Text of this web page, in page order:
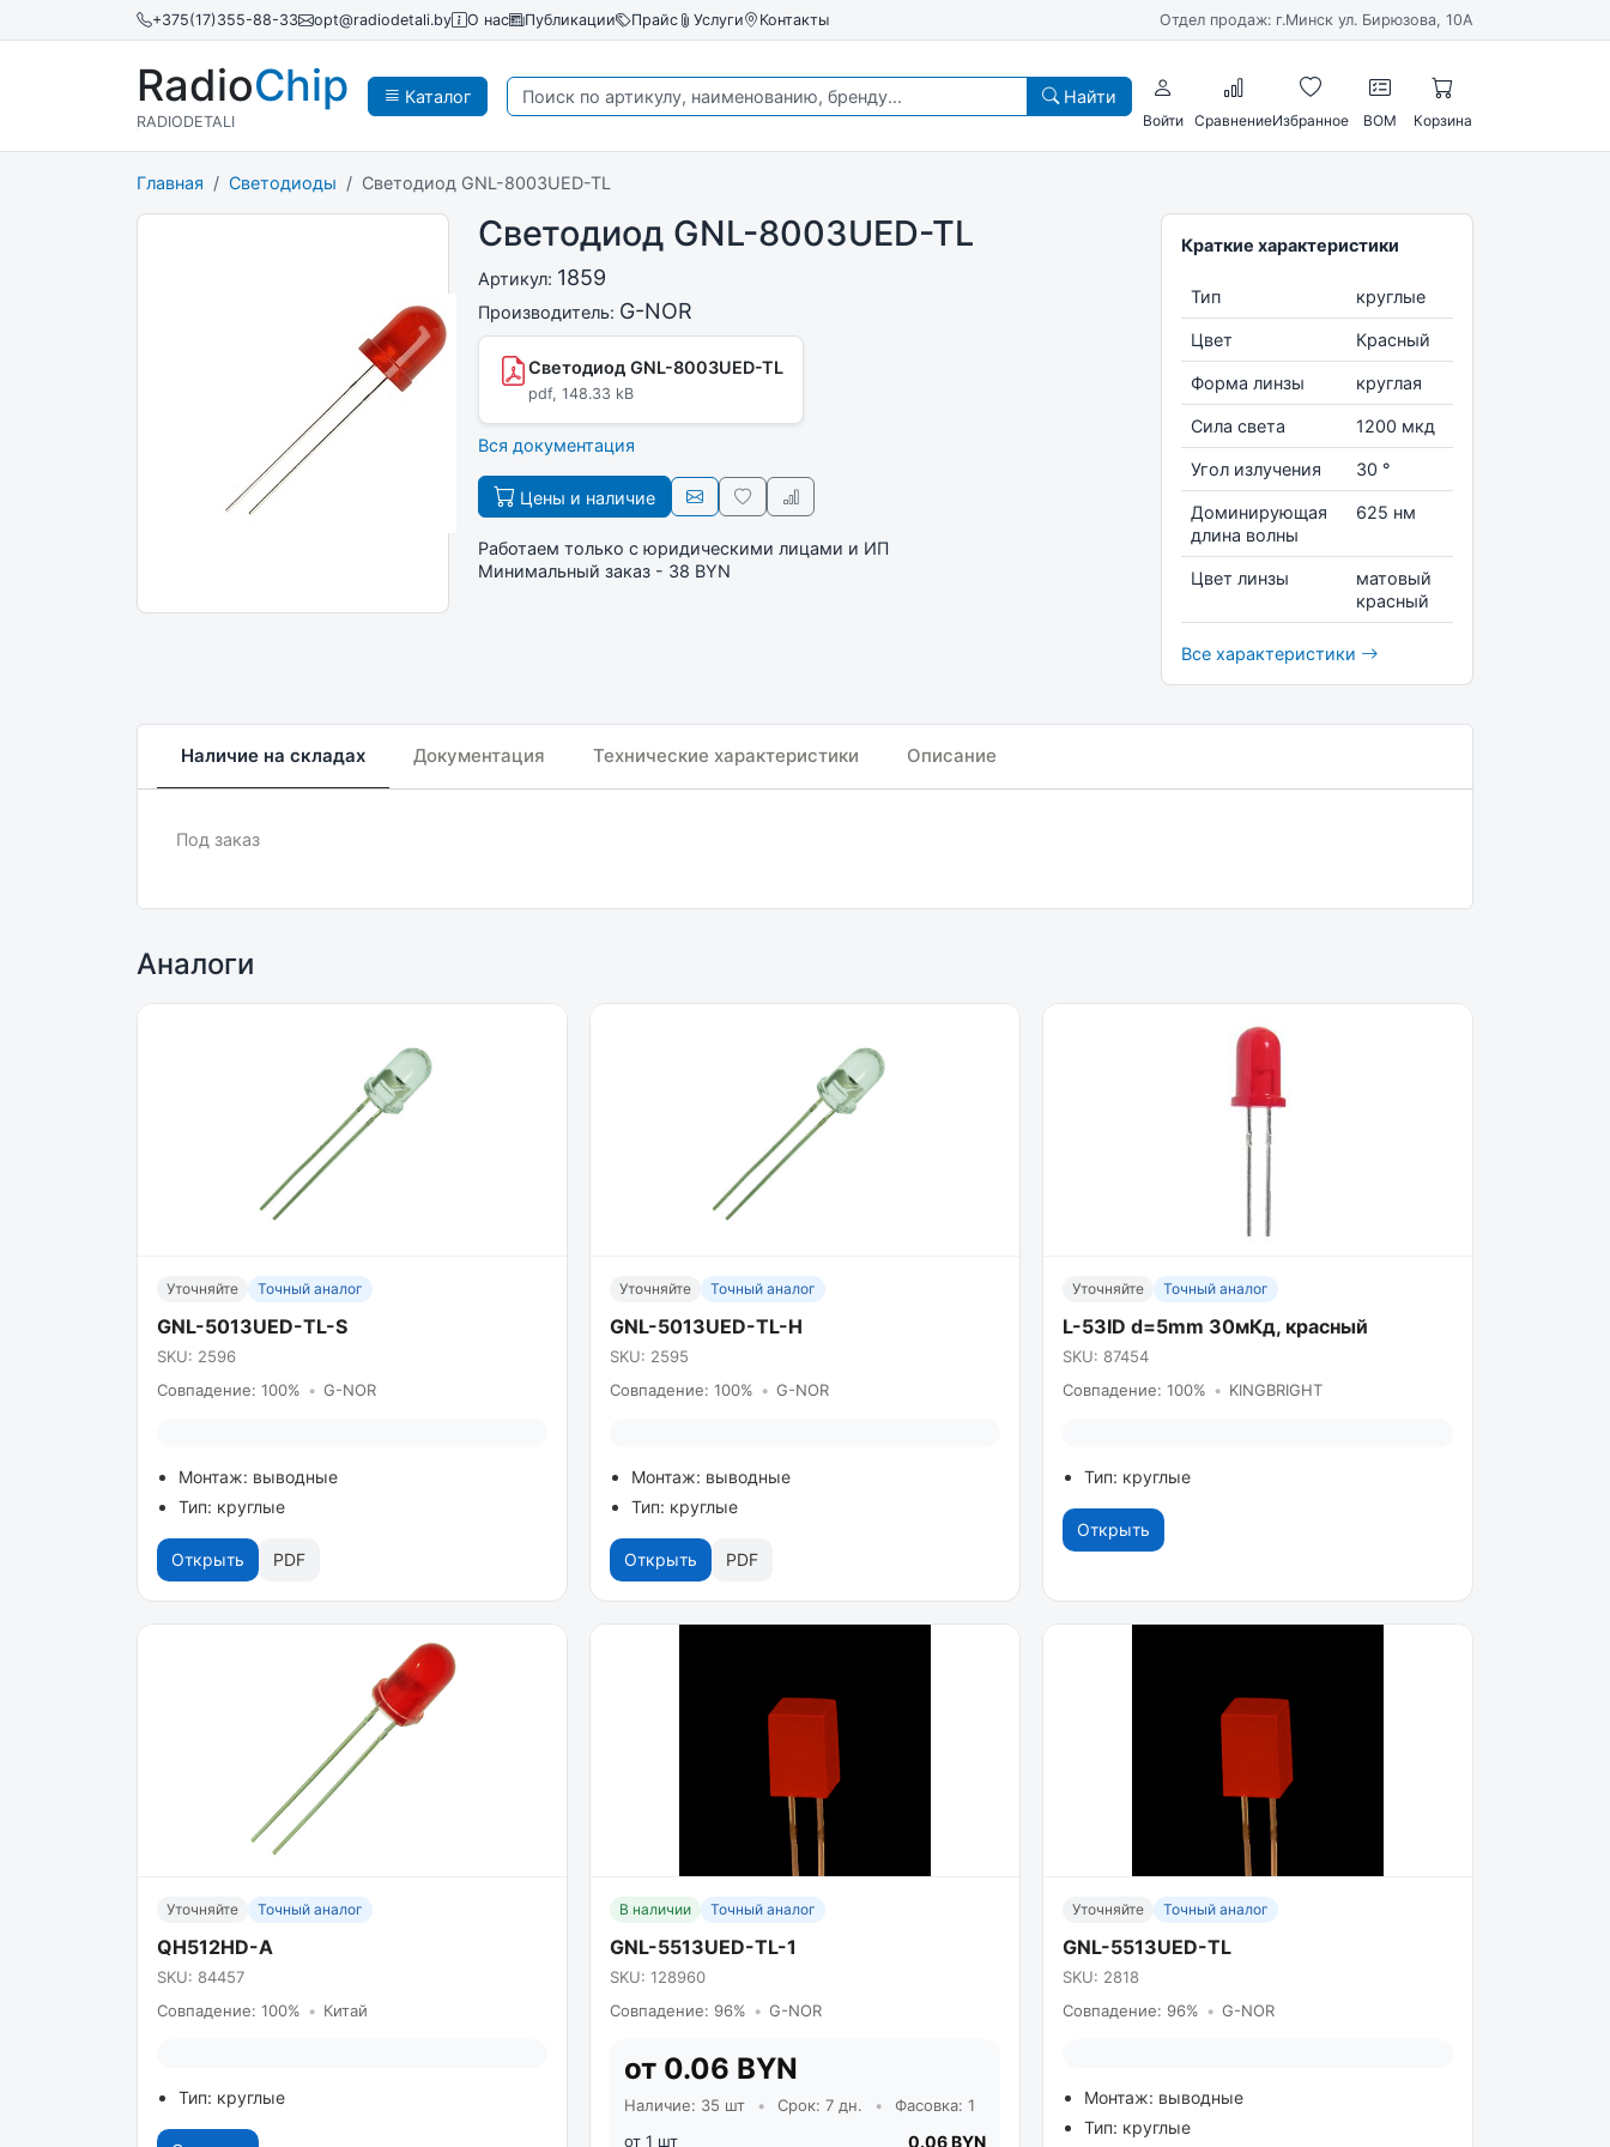
+375(17)355-88-33 opt@radiodetali.by О нас Публикации Прайс Услуги Контакты Отдел продаж: г.Минск ул. Бирюзова, 10А
Каталог
RadioChip
RADIODETALI
Найти
Войти СравнениеИзбранное BOM Корзина
Главная Светодиоды Светодиод GNL-8003UED-TL
Светодиод GNL-8003UED-TL
Артикул: 1859
Производитель: G-NOR
Светодиод GNL-8003UED-TL
pdf, 148.33 kB
Вся документация
Цены и наличие
Работаем только с юридическими лицами и ИП
Минимальный заказ - 38 BYN
Краткие характеристики
Тип круглые
Цвет Красный
Форма линзы круглая
Сила света 1200 мкд
Угол излучения 30 °
Доминирующая
длина волны
625 нм
Цвет линзы
матовый
красный
Все характеристики
Наличие на складах Документация Технические характеристики Описание
Под заказ
Аналоги
Уточняйте Точный аналог
GNL-5013UED-TL-S
SKU: 2596
Совпадение: 100% • G-NOR
Монтаж: выводные
Тип: круглые
Открыть PDF
Уточняйте Точный аналог
GNL-5013UED-TL-H
SKU: 2595
Совпадение: 100% • G-NOR
Монтаж: выводные
Тип: круглые
Открыть PDF
Уточняйте Точный аналог
L-53ID d=5mm 30мКд, красный
SKU: 87454
Совпадение: 100% • KINGBRIGHT
Тип: круглые
Открыть
Уточняйте Точный аналог
QH512HD-A
SKU: 84457
Совпадение: 100% • Китай
Тип: круглые
В наличии Точный аналог
GNL-5513UED-TL-1
SKU: 128960
Совпадение: 96% • G-NOR
от 0.06 BYN
Наличие: 35 шт • Срок: 7 дн. •
Фасовка: 1
от 1 шт
0.06 BYN
Уточняйте Точный аналог
GNL-5513UED-TL
SKU: 2818
Совпадение: 96% • G-NOR
Монтаж: выводные
Тип: круглые